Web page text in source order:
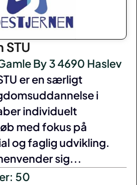
STU
By 3 4690 Haslev
er en særligt
i
individuelt
med fokus på
og faglig udvikling.
sig...
50